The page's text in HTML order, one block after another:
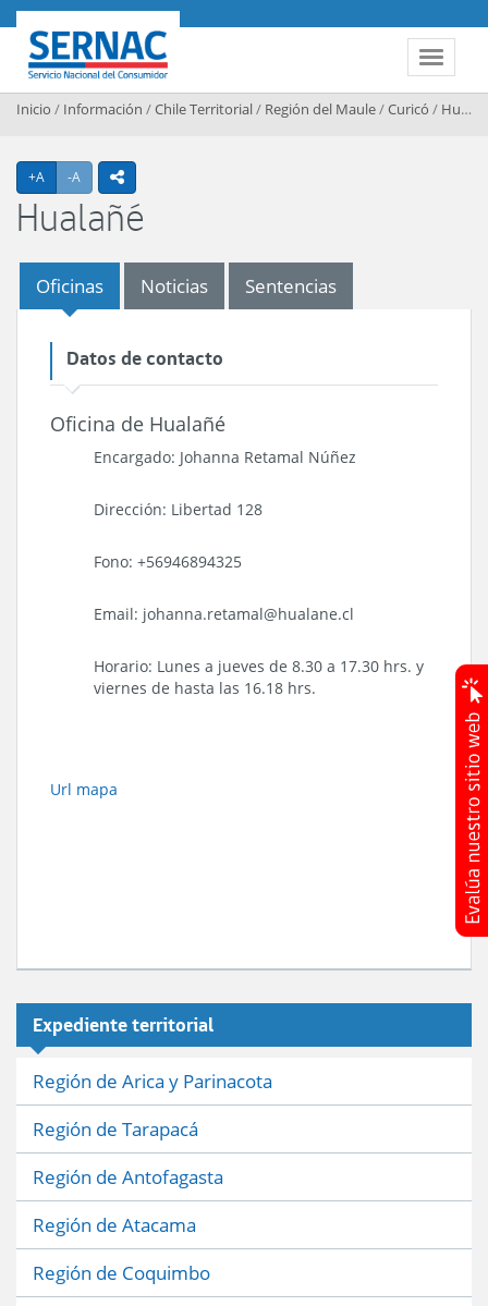
Contenido principal
Toggle
SERNAC
Inicio / Información /Chile Territorial/ Región del Maule/Curicó / Hualañé
+A Agrandar texto
-A Achicar textoicono compartir
Hualañé
Oficinas Noticias Sentencias
Datos de contacto
Oficina de Hualañé
Encargado: Johanna Retamal Núñez
Dirección: Libertad 128
Fono: +56946894325
Email: johanna.retamal@hualane.cl
Horario: Lunes a jueves de 8.30 a 17.30 hrs. y
viernes de hasta las 16.18 hrs.
Url mapa
Expediente territorial
Región de Arica y Parinacota
Región de Tarapacá
Región de Antofagasta
Región de Atacama
Región de Coquimbo